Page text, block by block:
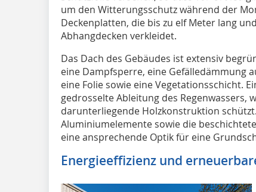
um den Witterungsschutz während der
Deckenplatten, die bis zu elf Meter lang
Abhangdecken verkleidet.
Das Dach des Gebäudes ist extensiv
eine Dampfsperre, eine Gefälledämmung
eine Folie sowie eine Vegetationsschicht.
gedrosselte Ableitung des Regenwassers,
darunterliegende Holzkonstruktion
Aluminiumelemente sowie die
eine ansprechende Optik für eine
Energieeffizienz und